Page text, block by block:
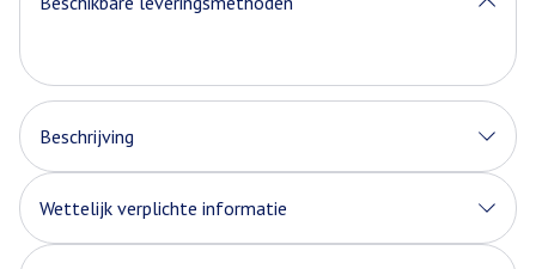
Beschrijving
Biotona Bio Aloe vera + Gember + Kurkuma
Wettelijk verplichte informatie